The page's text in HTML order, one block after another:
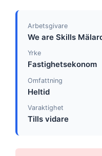
Arbetsgivare
We are Skills
Yrke
Fastighetsekonom
Omfattning
Heltid
Varaktighet
Tills vidare